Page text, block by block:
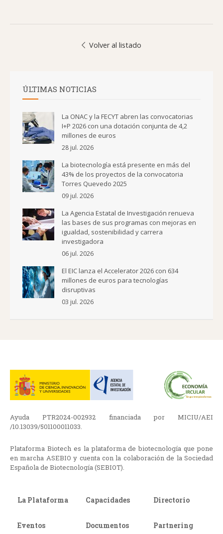
Volver al listado
ÚLTIMAS NOTICIAS
La ONAC y la FECYT abren las convocatorias
I+P 2026 con una dotación conjunta de 4,2
millones de euros
28 jul. 2026
La biotecnología está presente en más del
43% de los proyectos de la convocatoria
Torres Quevedo 2025
09 jul. 2026
La Agencia Estatal de Investigación renueva
las bases de sus programas con mejoras en
igualdad, sostenibilidad y carrera
investigadora
06 jul. 2026
El EIC lanza el Accelerator 2026 con 634
millones de euros para tecnologías
disruptivas
03 jul. 2026
Ayuda PTR2024-002932 financiada por MICIU/AEI
/10.13039/501100011033.
Plataforma Biotech es la plataforma de biotecnología que pone
en marcha ASEBIO y cuenta con la colaboración de la Sociedad
Española de Biotecnología (SEBIOT).
La Plataforma Capacidades Directorio
Eventos Documentos Partnering